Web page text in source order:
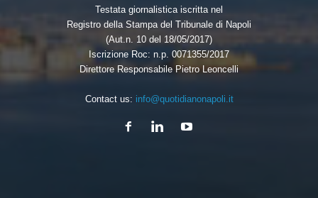
Testata giornalistica iscritta nel
Registro della Stampa del Tribunale di Napoli
(Aut.n. 10 del 18/05/2017)
Iscrizione Roc: n.p. 0071355/2017
Direttore Responsabile Pietro Leoncelli
Contact us: info@quotidianonapoli.it